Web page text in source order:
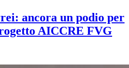
ancora un podio per
AICCRE FVG